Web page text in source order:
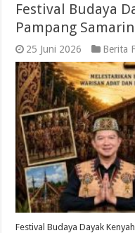
Festival Budaya
Pampang
25 Juni 2026 Berita
Festival Budaya Dayak